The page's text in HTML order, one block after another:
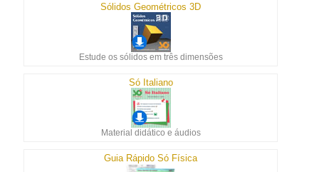
Sólidos Geométricos 3D
Estude os sólidos em três dimensões
Só Italiano
Material didático e áudios
Guia Rápido Só Física